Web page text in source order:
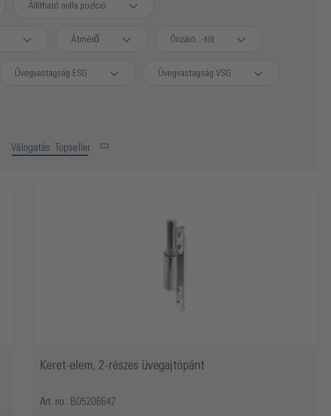
Állítható nulla pozíció
Átmérő Önzáró ..-tól
Üvegvastagság ESG Üvegvastagság VSG
Válogatás: Topseller
Keret-elem, 2-részes üvegajtópánt
Art. no.: BO5206642